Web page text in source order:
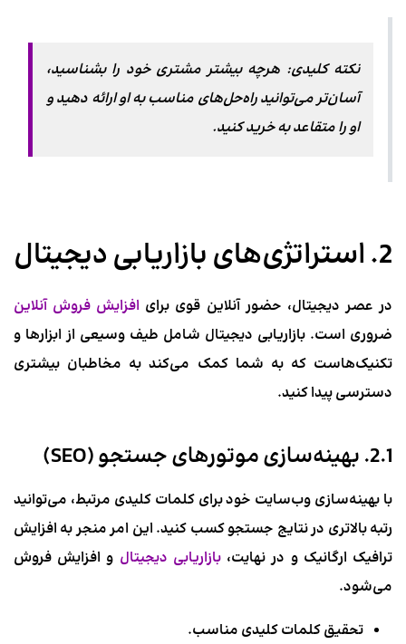
نکته کلیدی: هرچه بیشتر مشتری خود را بشناسید،
آسان‌تر می‌توانید راه‌حل‌های مناسب به او ارائه دهید و
او را متقاعد به خرید کنید.
2. استراتژی‌های بازاریابی دیجیتال
در عصر دیجیتال، حضور آنلاین قوی برای افزایش فروش آنلاین
ضروری است. بازاریابی دیجیتال شامل طیف وسیعی از ابزارها و
تکنیک‌هاست که به شما کمک می‌کند به مخاطبان بیشتری
دسترسی پیدا کنید.
2.1. بهینه‌سازی موتورهای جستجو (SEO)
با بهینه‌سازی وب‌سایت خود برای کلمات کلیدی مرتبط، می‌توانید
رتبه بالاتری در نتایج جستجو کسب کنید. این امر منجر به افزایش
ترافیک ارگانیک و در نهایت،بازاریابی دیجیتال و افزایش فروش
می‌شود.
تحقیق کلمات کلیدی مناسب.